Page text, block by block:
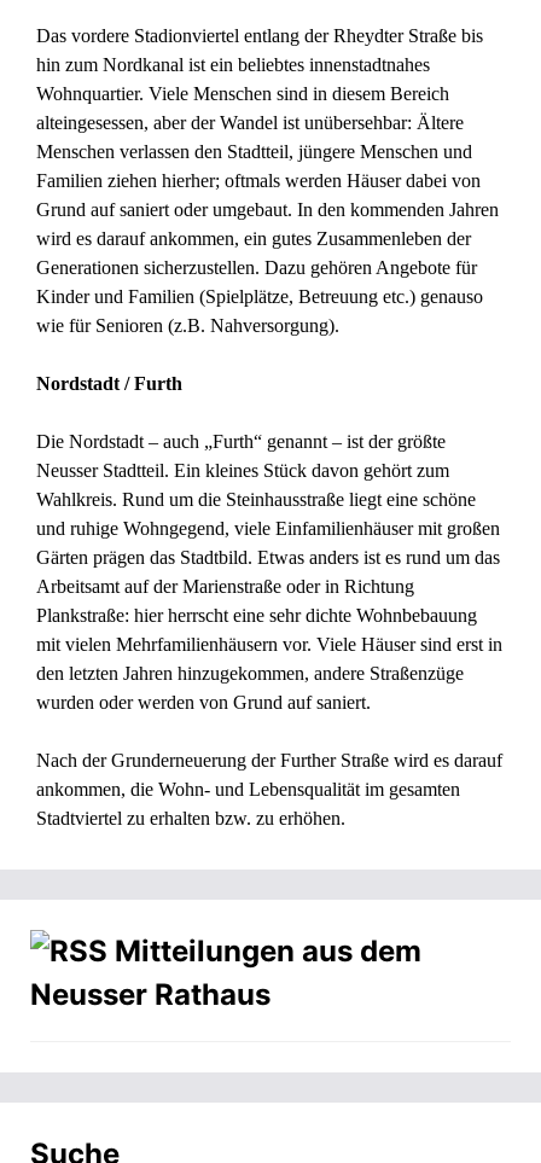
Das vordere Stadionviertel entlang der Rheydter Straße bis
hin zum Nordkanal ist ein beliebtes innenstadtnahes
Wohnquartier. Viele Menschen sind in diesem Bereich
alteingesessen, aber der Wandel ist unübersehbar: Ältere
Menschen verlassen den Stadtteil, jüngere Menschen und
Familien ziehen hierher; oftmals werden Häuser dabei von
Grund auf saniert oder umgebaut. In den kommenden Jahren
wird es darauf ankommen, ein gutes Zusammenleben der
Generationen sicherzustellen. Dazu gehören Angebote für
Kinder und Familien (Spielplätze, Betreuung etc.) genauso
wie für Senioren (z.B. Nahversorgung).
Nordstadt / Furth
Die Nordstadt – auch „Furth“ genannt – ist der größte
Neusser Stadtteil. Ein kleines Stück davon gehört zum
Wahlkreis. Rund um die Steinhausstraße liegt eine schöne
und ruhige Wohngegend, viele Einfamilienhäuser mit großen
Gärten prägen das Stadtbild. Etwas anders ist es rund um das
Arbeitsamt auf der Marienstraße oder in Richtung
Plankstraße: hier herrscht eine sehr dichte Wohnbebauung
mit vielen Mehrfamilienhäusern vor. Viele Häuser sind erst in
den letzten Jahren hinzugekommen, andere Straßenzüge
wurden oder werden von Grund auf saniert.
Nach der Grunderneuerung der Further Straße wird es darauf
ankommen, die Wohn- und Lebensqualität im gesamten
Stadtviertel zu erhalten bzw. zu erhöhen.
Mitteilungen aus dem
Neusser Rathaus
Suche